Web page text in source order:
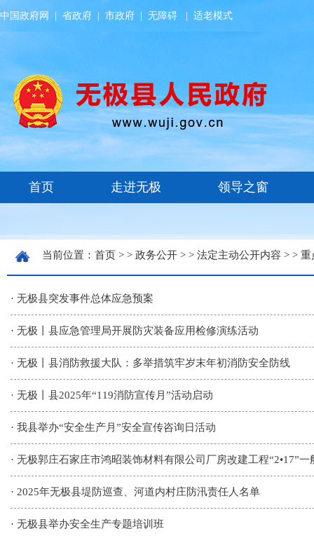
中国政府网 省政府 市政府 无障碍 适老模式
当前位置： 首页 > > 政务公开 > > 法定主动公开内容 > > 重
· 无极县突发事件总体应急预案
· 无极丨县应急管理局开展防灾装备应用检修演练活动
· 无极丨县消防救援大队：多举措筑牢岁末年初消防安全防线
· 无极丨县2025年“119消防宣传月”活动启动
· 我县举办“安全生产月”安全宣传咨询日活动
· 无极郭庄石家庄市鸿昭装饰材料有限公司厂房改建工程“2•17”
· 2025年无极县堤防巡查、河道内村庄防汛责任人名单
· 无极县举办安全生产专题培训班